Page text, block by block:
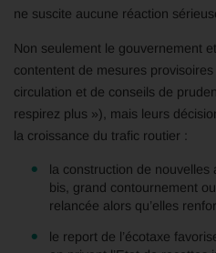
ne suscite aucune réaction
Non seulement le gouvernement
contentent de mesures
circulation et de conseils de
respirez plus »), mais leurs
la croissance du trafic routier :
la construction de nouvelles
bis, grand contournement
relancée alors qu’elles
le report de l’écotaxe